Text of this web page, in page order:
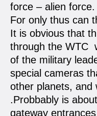
force – alien force.
For only thus can
It is obvious that
through the WTC
of the military
special cameras
other planets,
.Probbably is
gateway